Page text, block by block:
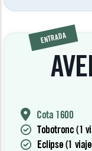
ENTRADA
Cota 1600
Tobotronc (1
Eclipse (1